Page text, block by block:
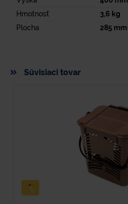
Hmotnosť
3,6 kg
Plocha
285 mm
Súvisiaci tovar